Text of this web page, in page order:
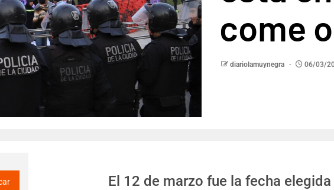
come
diariolamuynegra 06/03/
El 12 de marzo fue la fecha